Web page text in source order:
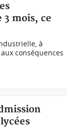
mois, ce
à
conséquences